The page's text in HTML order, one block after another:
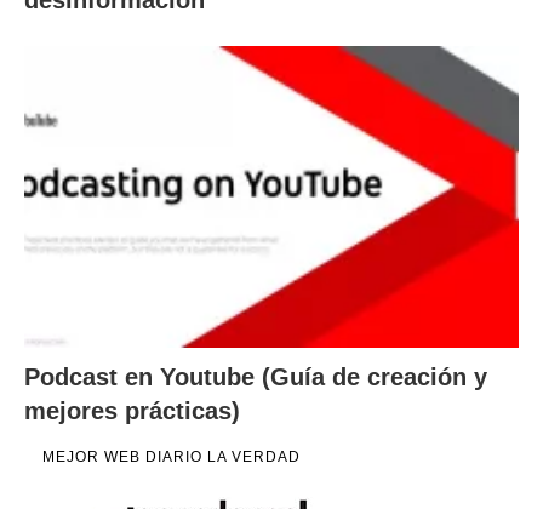
Podcast en Youtube (Guía de creación y
mejores prácticas)
MEJOR WEB DIARIO LA VERDAD